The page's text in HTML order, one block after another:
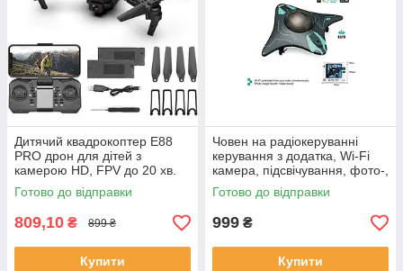
Дитячий квадрокоптер E88
PRO дрон для дітей з
камерою HD, FPV до 20 хв.
польоту \ кейс
Готово до відправки
809,10 ₴ 899 ₴
Купити
Човен на радіокеруванні
керування з додатка, Wi-Fi
камера, підсвічування, фото-,
відеозйомка, вбудованний
акумулятор
Готово до відправки
999 ₴
Купити